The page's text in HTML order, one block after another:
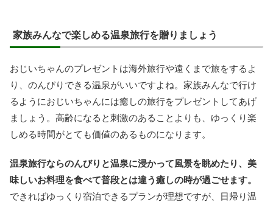
家族みんなで楽しめる温泉旅行を贈りましょう
おじいちゃんのプレゼントは海外旅行や遠くまで旅をするよ
り、のんびりできる温泉がいいですよね。家族みんなで行け
るようにおじいちゃんには癒しの旅行をプレゼントしてあげ
ましょう。高齢になると刺激のあることよりも、ゆっくり楽
しめる時間がとても価値のあるものになります。
温泉旅行ならのんびりと温泉に浸かって風景を眺めたり、美
味しいお料理を食べて普段とは違う癒しの時が過ごせます。
できればゆっくり宿泊できるプランが理想ですが、日帰り温